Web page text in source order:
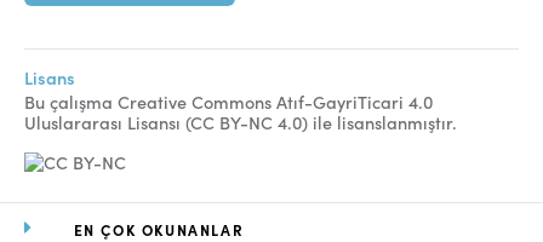
EN ÇOK OKUNANLAR
Lisans
Bu çalışma Creative Commons Atıf-GayriTicari 4.0
Uluslararası Lisansı (CC BY-NC 4.0) ile lisanslanmıştır.